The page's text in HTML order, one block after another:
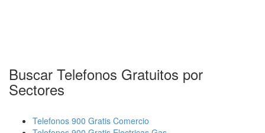
Buscar Telefonos Gratuitos por
Sectores
Telefonos 900 Gratis Comercio